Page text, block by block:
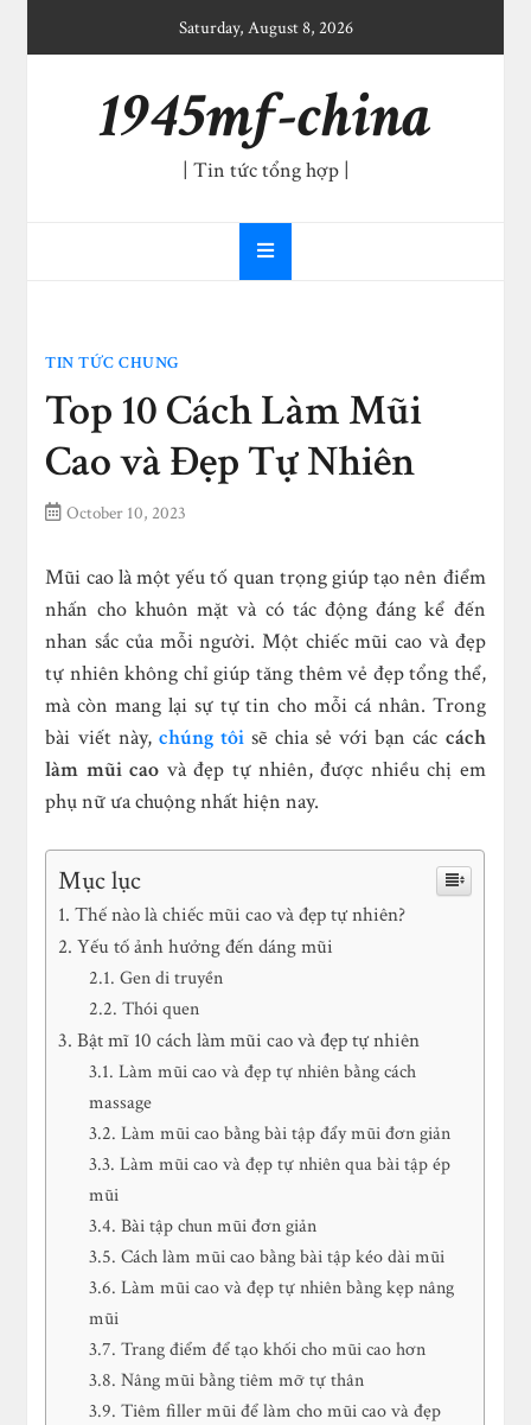
Saturday, August 8, 2026
1945mf-china
| Tin tức tổng hợp |
TIN TỨC CHUNG
Top 10 Cách Làm Mũi
Cao và Đẹp Tự Nhiên
October 10, 2023
Mũi cao là một yếu tố quan trọng giúp tạo nên điểm
nhấn cho khuôn mặt và có tác động đáng kể đến
nhan sắc của mỗi người. Một chiếc mũi cao và đẹp
tự nhiên không chỉ giúp tăng thêm vẻ đẹp tổng thể,
mà còn mang lại sự tự tin cho mỗi cá nhân. Trong
bài viết này, chúng tôisẽ chia sẻ với bạn các cách
làm mũi cao và đẹp tự nhiên, được nhiều chị em
phụ nữ ưa chuộng nhất hiện nay.
Mục lục
Thế nào là chiếc mũi cao và đẹp tự nhiên?
Yếu tố ảnh hưởng đến dáng mũi
Gen di truyền
Thói quen
Bật mĩ 10 cách làm mũi cao và đẹp tự nhiên
Làm mũi cao và đẹp tự nhiên bằng cách
massage
Làm mũi cao bằng bài tập đẩy mũi đơn giản
Làm mũi cao và đẹp tự nhiên qua bài tập ép
mũi
Bài tập chun mũi đơn giản
Cách làm mũi cao bằng bài tập kéo dài mũi
Làm mũi cao và đẹp tự nhiên bằng kẹp nâng
mũi
Trang điểm để tạo khối cho mũi cao hơn
Nâng mũi bằng tiêm mỡ tự thân
Tiêm filler mũi để làm cho mũi cao và đẹp